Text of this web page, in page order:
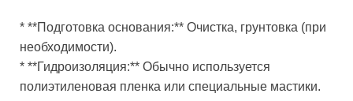
* **Подготовка основания:** Очистка, грунтовка (при
необходимости).
* **Гидроизоляция:** Обычно используется
полиэтиленовая пленка или специальные мастики.